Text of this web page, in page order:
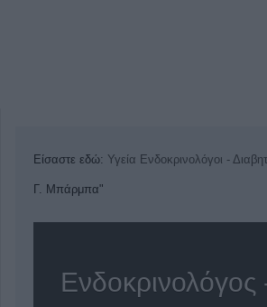
Είσαστε εδώ: Υγεία Ενδοκρινολόγοι -
Γ. Μπάρμπα"
Ενδοκρινολόγος